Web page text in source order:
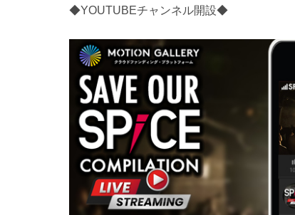
◆YOUTUBEチャンネル開設◆